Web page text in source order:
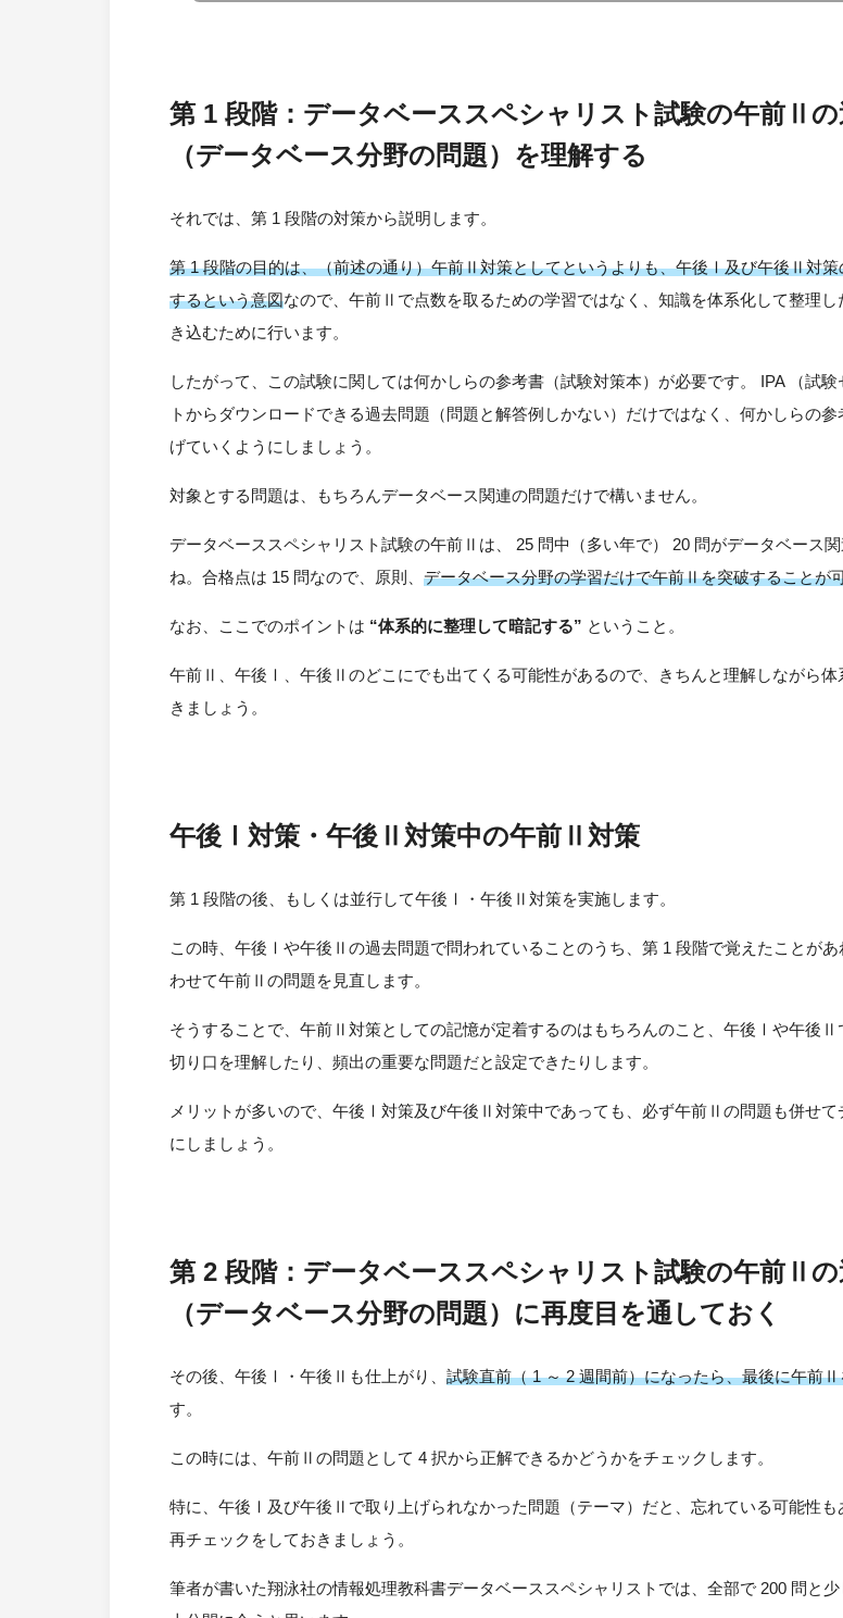
第 1 段階：データベーススペシャリスト試験の午前Ⅱの
（データベース分野の問題）を理解する
それでは、第 1 段階の対策から説明します。
第 1 段階の目的は、（前述の通り）午前Ⅱ対策としてというよりも、午後Ⅰ及び午後Ⅱ対策
するという意図なので、午前Ⅱで点数を取るための学習ではなく、知識を体系化して整理し
き込むために行います。
したがって、この試験に関しては何かしらの参考書（試験対策本）が必要です。 IPA （試験
トからダウンロードできる過去問題（問題と解答例しかない）だけではなく、何かしらの参
げていくようにしましょう。
対象とする問題は、もちろんデータベース関連の問題だけで構いません。
データベーススペシャリスト試験の午前Ⅱは、 25 問中（多い年で） 20 問がデータベース
ね。合格点は 15 問なので、原則、データベース分野の学習だけで午前Ⅱを突破することが
なお、ここでのポイントは “体系的に整理して暗記する” ということ。
午前Ⅱ、午後Ⅰ、午後Ⅱのどこにでも出てくる可能性があるので、きちんと理解しながら体
きましょう。
午後Ⅰ対策・午後Ⅱ対策中の午前Ⅱ対策
第 1 段階の後、もしくは並行して午後Ⅰ・午後Ⅱ対策を実施します。
この時、午後Ⅰや午後Ⅱの過去問題で問われていることのうち、第 1 段階で覚えたことがあ
わせて午前Ⅱの問題を見直します。
そうすることで、午前Ⅱ対策としての記憶が定着するのはもちろんのこと、午後Ⅰや午後Ⅱ
切り口を理解したり、頻出の重要な問題だと設定できたりします。
メリットが多いので、午後Ⅰ対策及び午後Ⅱ対策中であっても、必ず午前Ⅱの問題も併せて
にしましょう。
第 2 段階：データベーススペシャリスト試験の午前Ⅱの
（データベース分野の問題）に再度目を通しておく
その後、午後Ⅰ・午後Ⅱも仕上がり、試験直前（ 1 ～ 2 週間前）になったら、最後に午前
す。
この時には、午前Ⅱの問題として 4 択から正解できるかどうかをチェックします。
特に、午後Ⅰ及び午後Ⅱで取り上げられなかった問題（テーマ）だと、忘れている可能性も
再チェックをしておきましょう。
筆者が書いた翔泳社の情報処理教科書データベーススペシャリストでは、全部で 200 問と